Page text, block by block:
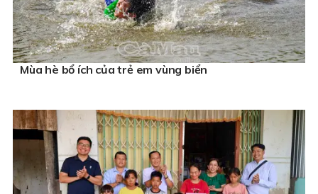
Mùa hè bổ ích của trẻ em vùng biển